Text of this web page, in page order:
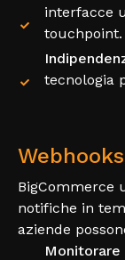
interfacce
touchpoint.
tecnologia
BigCommerce
notifiche in
aziende